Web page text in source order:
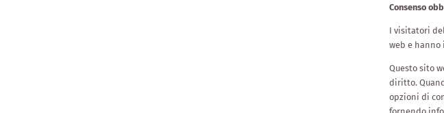
Consenso
I visitatori
web e
Questo sito
diritto.
opzioni di